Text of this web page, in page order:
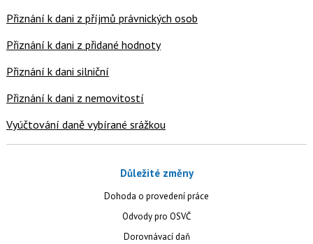
Přiznání k dani z příjmů právnických osob
Přiznání k dani z přidané hodnoty
Přiznání k dani silniční
Přiznání k dani z nemovitostí
Vyúčtování daně vybírané srážkou
Důležité změny
Dohoda o provedení práce
Odvody pro OSVČ
Dorovnávací daň